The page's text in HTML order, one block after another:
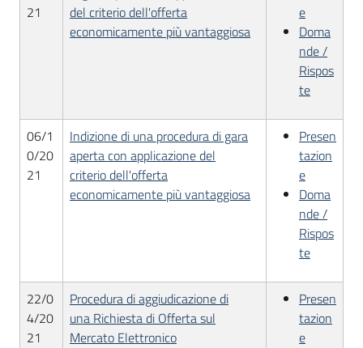
21
del criterio dell'offerta
economicamente più vantaggiosa
e
Doma
nde /
Rispos
te
06/1
0/20
21
Indizione di una procedura di gara
aperta con applicazione del
criterio dell'offerta
economicamente più vantaggiosa
Presen
tazion
e
Doma
nde /
Rispos
te
22/0
4/20
21
Procedura di aggiudicazione di
una Richiesta di Offerta sul
Mercato Elettronico
Presen
tazion
e